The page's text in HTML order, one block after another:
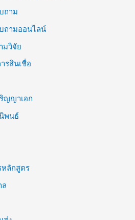
ถาม
ถามออนไลน์
มวิจัย
รสินเชื่อ
ญญาเอก
พนธ์
หลักสูตร
ล